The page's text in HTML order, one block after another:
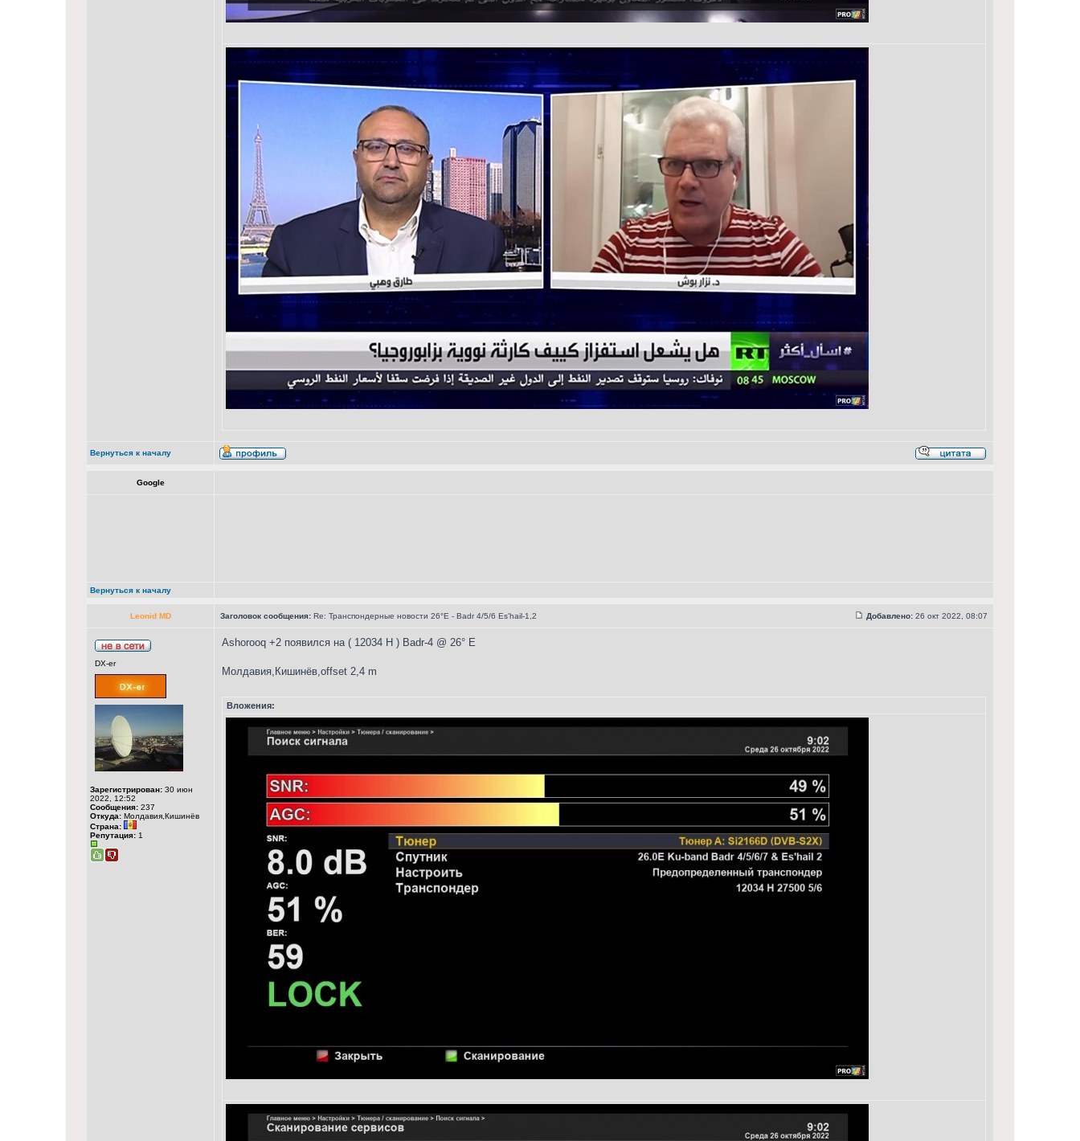
Вернуться к началу
Google
Вернуться к началу
Leonid MD Заголовок сообщения: Re: Транспондерные новости 26°E - Badr 4/5/6 Es'hail-1,2 Добавлено: 26 окт 2022, 08:07
DX-er
Зарегистрирован: 30 июн
2022, 12:52
Сообщения: 237
Откуда: Молдавия,Кишинёв
Страна:
Репутация: 1
Ashorooq +2 появился на ( 12034 H ) Badr-4 @ 26° E
Молдавия,Кишинёв,offset 2,4 m
Вложения: